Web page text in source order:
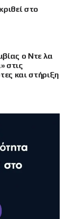
στο
ο Ντε λα
στις
και στήριξη